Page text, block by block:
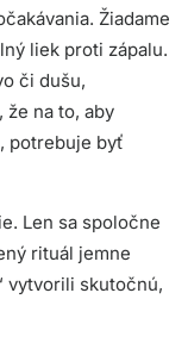
Žiadame
liek proti zápalu.
či dušu,
že na to, aby
potrebuje byť
Len sa spoločne
rituál jemne
vytvorili skutočnú,